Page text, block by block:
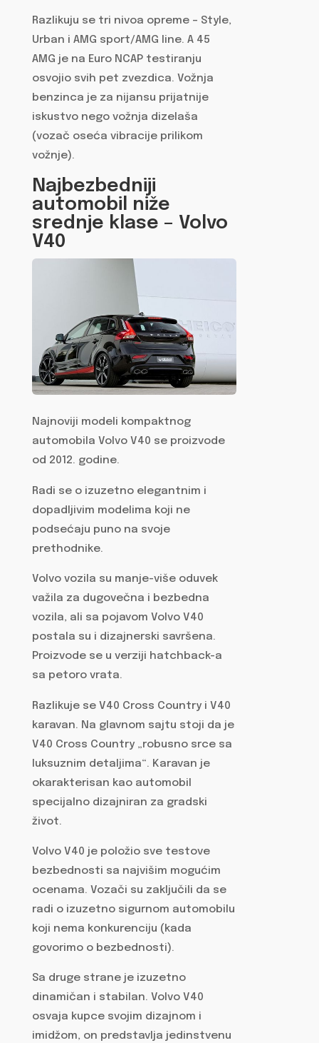
Razlikuju se tri nivoa opreme – Style,
Urban i AMG sport/AMG line. A 45
AMG je na Euro NCAP testiranju
osvojio svih pet zvezdica. Vožnja
benzinca je za nijansu prijatnije
iskustvo nego vožnja dizelaša
(vozač oseća vibracije prilikom
vožnje).
Najbezbedniji
automobil niže
srednje klase – Volvo
V40
Najnoviji modeli kompaktnog
automobila Volvo V40 se proizvode
od 2012. godine.
Radi se o izuzetno elegantnim i
dopadljivim modelima koji ne
podsećaju puno na svoje
prethodnike.
Volvo vozila su manje-više oduvek
važila za dugovečna i bezbedna
vozila, ali sa pojavom Volvo V40
postala su i dizajnerski savršena.
Proizvode se u verziji hatchback-a
sa petoro vrata.
Razlikuje se V40 Cross Country i V40
karavan. Na glavnom sajtu stoji da je
V40 Cross Country „robusno srce sa
luksuznim detaljima“. Karavan je
okarakterisan kao automobil
specijalno dizajniran za gradski
život.
Volvo V40 je položio sve testove
bezbednosti sa najvišim mogućim
ocenama. Vozači su zaključili da se
radi o izuzetno sigurnom automobilu
koji nema konkurenciju (kada
govorimo o bezbednosti).
Sa druge strane je izuzetno
dinamičan i stabilan. Volvo V40
osvaja kupce svojim dizajnom i
imidžom, on predstavlja jedinstvenu